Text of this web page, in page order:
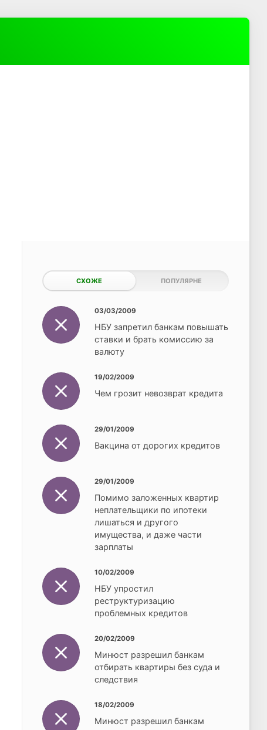
СХОЖЕ ПОПУЛЯРНЕ
03/03/2009
НБУ запретил банкам повышать
ставки и брать комиссию за
валюту
19/02/2009
Чем грозит невозврат кредита
29/01/2009
Вакцина от дорогих кредитов
29/01/2009
Помимо заложенных квартир
неплательщики по ипотеки
лишаться и другого
имущества, и даже части
зарплаты
10/02/2009
НБУ упростил
реструктуризацию
проблемных кредитов
20/02/2009
Минюст разрешил банкам
отбирать квартиры без суда и
следствия
18/02/2009
Минюст разрешил банкам